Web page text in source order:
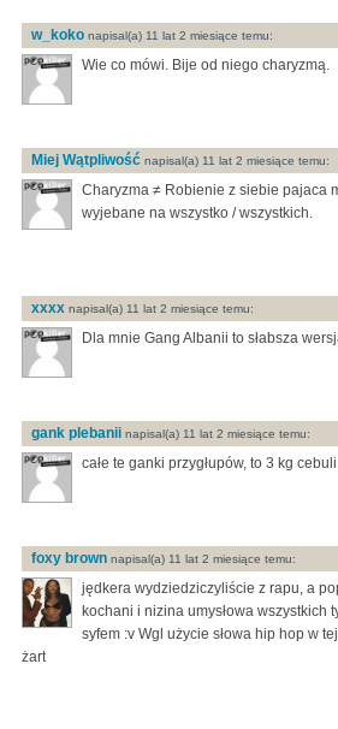
w_koko napisal(a) 11 lat 2 miesiące temu:
Wie co mówi. Bije od niego charyzmą.
Miej Wątpliwość napisal(a) 11 lat 2 miesiące temu:
Charyzma ≠ Robienie z siebie pajaca
wyjebane na wszystko / wszystkich.
xxxx napisal(a) 11 lat 2 miesiące temu:
Dla mnie Gang Albanii to słabsza
gank plebanii napisal(a) 11 lat 2 miesiące temu:
całe te ganki przygłupów, to 3 kg
foxy brown napisal(a) 11 lat 2 miesiące temu:
jędkera wydziedziczyliście z rapu, a
kochani i nizina umysłowa wszystkich
syfem :v Wgl użycie słowa hip hop w
żart